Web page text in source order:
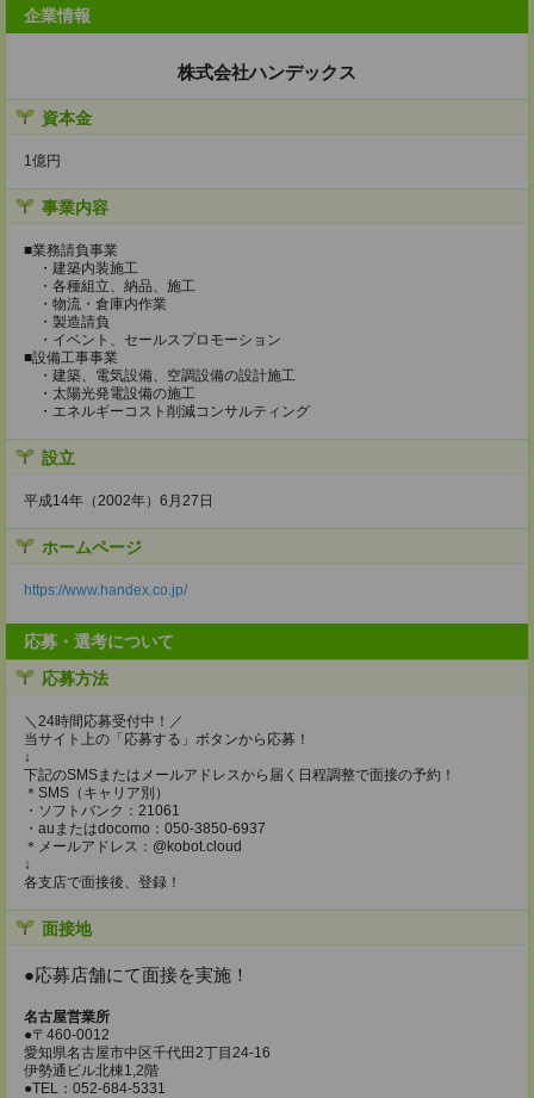
企業情報
株式会社ハンデックス
資本金
1億円
事業内容
■業務請負事業
・建築内装施工
・各種組立、納品、施工
・物流・倉庫内作業
・製造請負
・イベント、セールスプロモーション
■設備工事事業
・建築、電気設備、空調設備の設計施工
・太陽光発電設備の施工
・エネルギーコスト削減コンサルティング
設立
平成14年（2002年）6月27日
ホームページ
https://www.handex.co.jp/
応募・選考について
応募方法
＼24時間応募受付中！／
当サイト上の「応募する」ボタンから応募！
↓
下記のSMSまたはメールアドレスから届く日程調整で面接の予約！
＊SMS（キャリア別）
・ソフトバンク：21061
・auまたはdocomo：050-3850-6937
＊メールアドレス：@kobot.cloud
↓
各支店で面接後、登録！
面接地
●応募店舗にて面接を実施！
名古屋営業所
●〒460-0012
愛知県名古屋市中区千代田2丁目24-16
伊勢通ビル北棟1,2階
●TEL：052-684-5331